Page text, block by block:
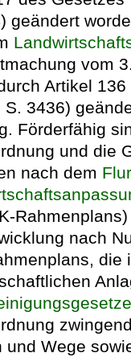
geändert
vom
Artikel
S. 3436)
Förderfähig
und die
nach dem
nach
und Wege